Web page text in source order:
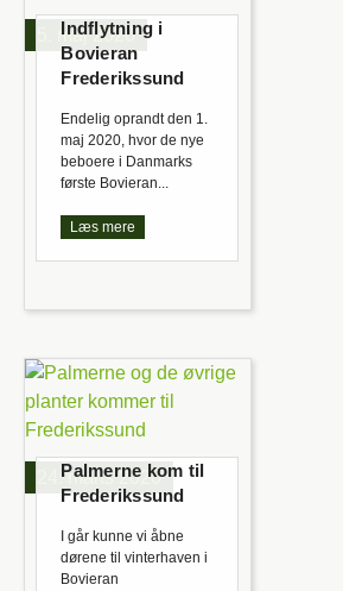
5. maj 2020
Indflytning i
Bovieran
Frederikssund
Endelig oprandt den 1.
maj 2020, hvor de nye
beboere i Danmarks
første Bovieran...
Læs mere
24. marts 2020
Palmerne kom til
Frederikssund
I går kunne vi åbne
dørene til vinterhaven i
Bovieran